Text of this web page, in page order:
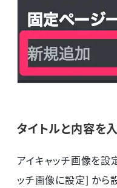
タイトルと内容を入
アイキャッチ画像を設
ッチ画像に設定] から